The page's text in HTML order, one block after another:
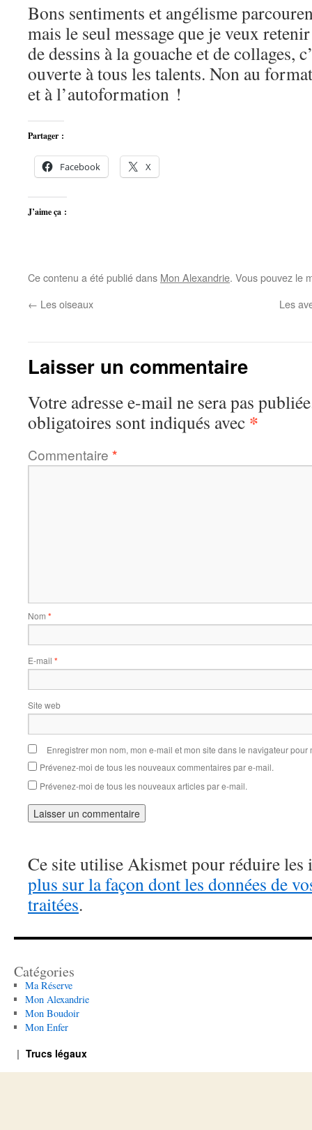
Bons sentiments et angélisme
mais le seul message que je veux
de dessins à la gouache et de collages,
ouverte à tous les talents. Non au
et à l’autoformation !
Partager :
Facebook X
J’aime ça :
Ce contenu a été publié dans Mon Alexandrie. Vous pouvez le
← Les oiseaux Les
Laisser un commentaire
Votre adresse e-mail ne sera pas
obligatoires sont indiqués avec *
Commentaire *
Nom *
E-mail *
Site web
Enregistrer mon nom, mon e-mail et mon site dans le navigateur
Prévenez-moi de tous les nouveaux commentaires par e-mail.
Prévenez-moi de tous les nouveaux articles par e-mail.
Ce site utilise Akismet pour réduire les
plus sur la façon dont les données de
traitées.
Catégories
Ma Réserve
Mon Alexandrie
Mon Boudoir
Mon Enfer
Trucs légaux